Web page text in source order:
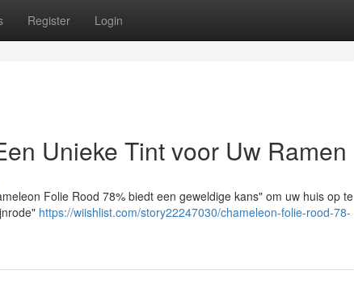
Register Login
Unieke Tint voor Uw Ramen
Folie Rood 78% biedt een geweldige kans" om uw huis op te
https://wiishlist.com/story22247030/chameleon-folie-rood-78-